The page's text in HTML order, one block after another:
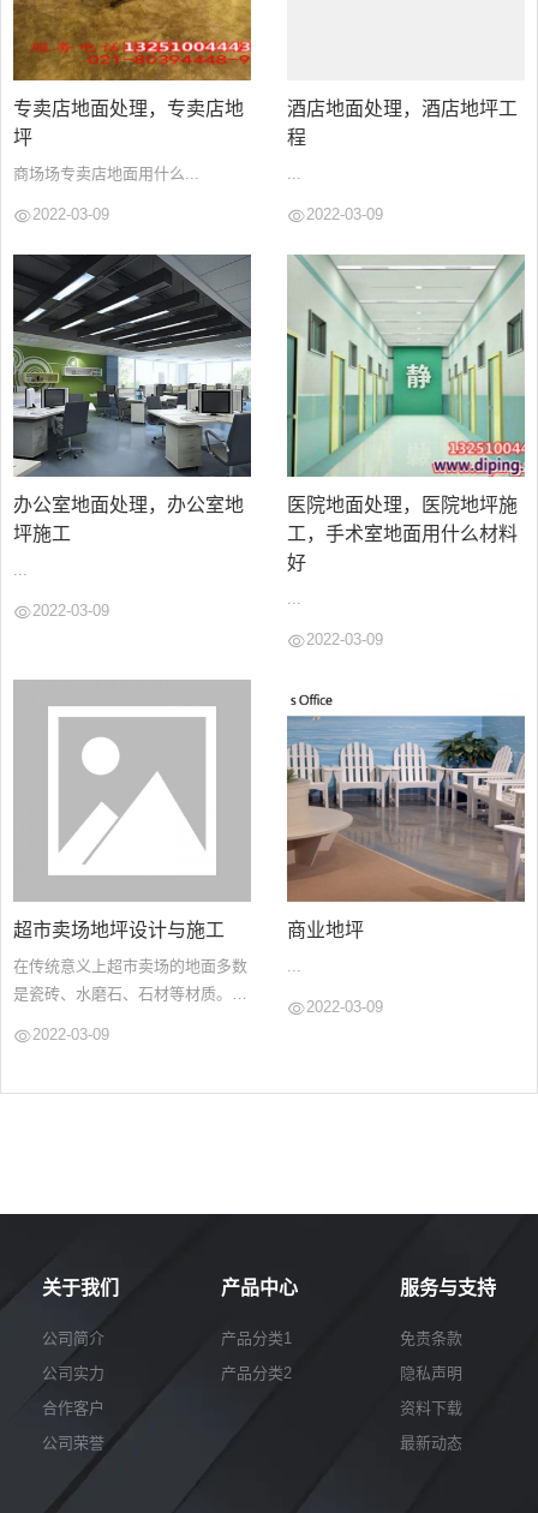
专卖店地面处理，专卖店地
坪
商场场专卖店地面用什么...
2022-03-09
酒店地面处理，酒店地坪工
程
...
2022-03-09
办公室地面处理，办公室地
坪施工
...
2022-03-09
医院地面处理，医院地坪施
工，手术室地面用什么材料
好
...
2022-03-09
超市卖场地坪设计与施工
在传统意义上超市卖场的地面多数
是瓷砖、水磨石、石材等材质。但
2022-03-09
商业地坪
...
2022-03-09
关于我们
公司简介
公司实力
合作客户
公司荣誉
产品中心
产品分类1
产品分类2
服务与支持
免责条款
隐私声明
资料下载
最新动态